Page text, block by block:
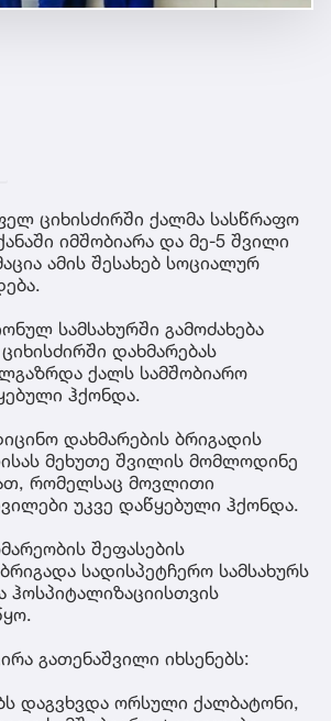
ციხისძირში ქალმა სასწრაფო
იმშობიარა და მე-5 შვილი
ამის შესახებ სოციალურ
სამსახურში გამოძახება
დახმარებას
ქალს სამშობიარო
ჰქონდა.
დახმარების ბრიგადის
მეხუთე შვილის მომლოდინე
რომელსაც მოვლითი
უკვე დაწყებული ჰქონდა.
შეფასების
სადისპეტჩერო სამსახურს
ჰოსპიტალიზაციისთვის
გათენაშვილი იხსენებს:
დაგვხვდა ორსული ქალბატონი,